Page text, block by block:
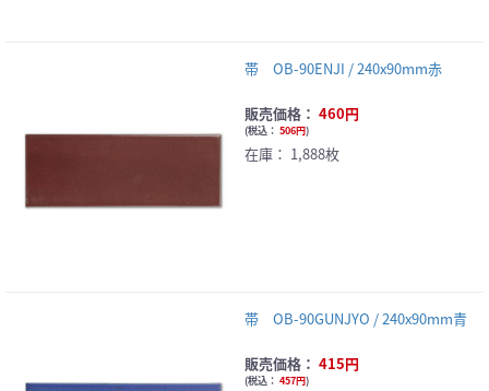
帯 OB-90ENJI / 240x90mm赤
販売価格： 460円
(税込： 506円)
在庫： 1,888枚
帯 OB-90GUNJYO / 240x90mm青
販売価格： 415円
(税込： 457円)